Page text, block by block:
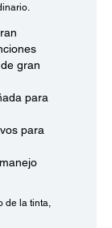
gran
para
para
de la tinta,